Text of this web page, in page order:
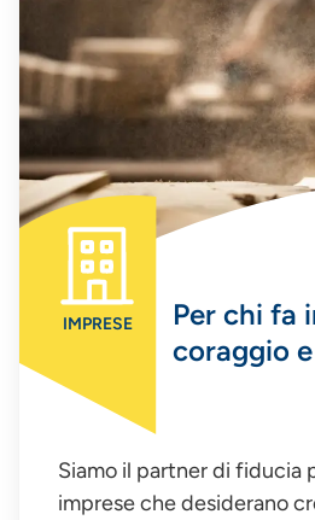
IMPRESE
Per chi fa
coraggio
Siamo il partner di fiducia
imprese che desiderano